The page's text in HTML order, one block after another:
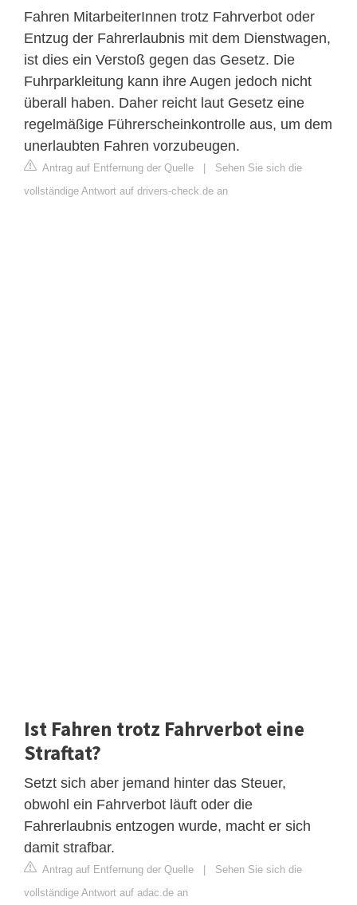
Fahren MitarbeiterInnen trotz Fahrverbot oder
Entzug der Fahrerlaubnis mit dem Dienstwagen,
ist dies ein Verstoß gegen das Gesetz. Die
Fuhrparkleitung kann ihre Augen jedoch nicht
überall haben. Daher reicht laut Gesetz eine
regelmäßige Führerscheinkontrolle aus, um dem
unerlaubten Fahren vorzubeugen.
Antrag auf Entfernung der Quelle | Sehen Sie sich die
vollständige Antwort auf drivers-check.de an
Ist Fahren trotz Fahrverbot eine
Straftat?
Setzt sich aber jemand hinter das Steuer,
obwohl ein Fahrverbot läuft oder die
Fahrerlaubnis entzogen wurde, macht er sich
damit strafbar.
Antrag auf Entfernung der Quelle | Sehen Sie sich die
vollständige Antwort auf adac.de an